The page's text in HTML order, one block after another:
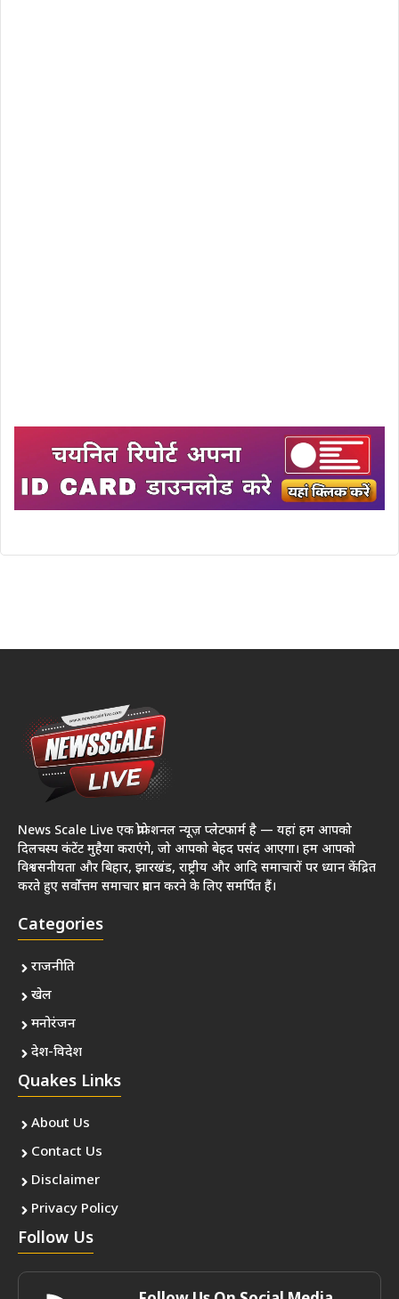
News Scale Live एक प्रोफेशनल न्यूज़ प्लेटफार्म है — यहां हम आपको
दिलचस्प कंटेंट मुहैया कराएंगे, जो आपको बेहद पसंद आएगा। हम आपको
विश्वसनीयता और बिहार, झारखंड, राष्ट्रीय और आदि समाचारों पर ध्यान केंद्रित
करते हुए सर्वोत्तम समाचार प्रदान करने के लिए समर्पित हैं।
Categories
राजनीति
खेल
मनोरंजन
देश-विदेश
Quakes Links
About Us
Contact Us
Disclaimer
Privacy Policy
Follow Us